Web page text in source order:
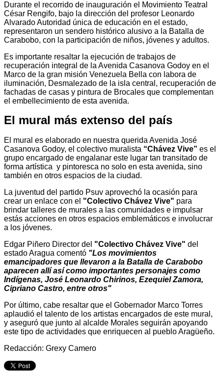
Durante el recorrido de inauguración el Movimiento Teatral
César Rengifo, bajo la dirección del profesor Leonardo
Alvarado Autoridad única de educación en el estado,
representaron un sendero histórico alusivo a la Batalla de
Carabobo, con la participación de niños, jóvenes y adultos.
Es importante resaltar la ejecución de trabajos de
recuperación integral de la Avenida Casanova Godoy en el
Marco de la gran misión Venezuela Bella con labora de
iluminación, Desmalezado de la isla central, recuperación de
fachadas de casas y pintura de Brocales que complementan
el embellecimiento de esta avenida.
El mural más extenso del país
El mural es elaborado en nuestra querida Avenida José
Casanova Godoy, el colectivo muralista “Chávez Vive” es el
grupo encargado de engalanar este lugar tan transitado de
forma artística y pintoresca no solo en esta avenida, sino
también en otros espacios de la ciudad.
La juventud del partido Psuv aprovechó la ocasión para
crear un enlace con el "Colectivo Chávez Vive" para
brindar talleres de murales a las comunidades e impulsar
estás acciones en otros espacios emblemáticos e involucrar
a los jóvenes.
Edgar Piñero Director del "Colectivo Chávez Vive" del
estado Aragua comentó "Los movimientos
emancipadores que llevaron a la Batalla de Carabobo
aparecen allí así como importantes personajes como
Indígenas, José Leonardo Chirinos, Ezequiel Zamora,
Cipriano Castro, entre otros"
Por último, cabe resaltar que el Gobernador Marco Torres
aplaudió el talento de los artistas encargados de este mural,
y aseguró que junto al alcalde Morales seguirán apoyando
este tipo de actividades que enriquecen al pueblo Aragüeño.
Redacción: Grexy Camero